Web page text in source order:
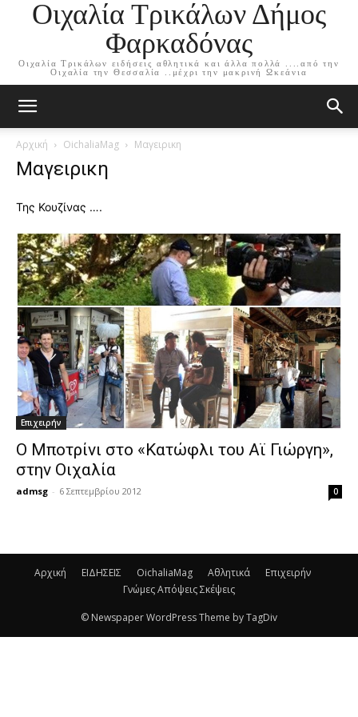
Οιχαλία Τρικάλων Δήμος
Φαρκαδόνας
Οιχαλία Τρικάλων ειδήσεις αθλητικά και άλλα πολλά ....από την
Οιχαλία την Θεσσαλία ..μέχρι την μακρινή Ωκεάνια
Αρχική OichaliaMag Μαγειρικη
Μαγειρικη
Της Κουζίνας ….
Eπιχειρήν
Ο Μποτρίνι στο «Κατώφλι του Αϊ Γιώργη»,
στην Οιχαλία
admsg - 6 Σεπτεμβρίου 2012 0
Αρχική ΕΙΔΗΣΕΙΣ OichaliaMag Αθλητικά
Eπιχειρήν
Γνώμες Απόψεις Σκέψεις
© Newspaper WordPress Theme by TagDiv